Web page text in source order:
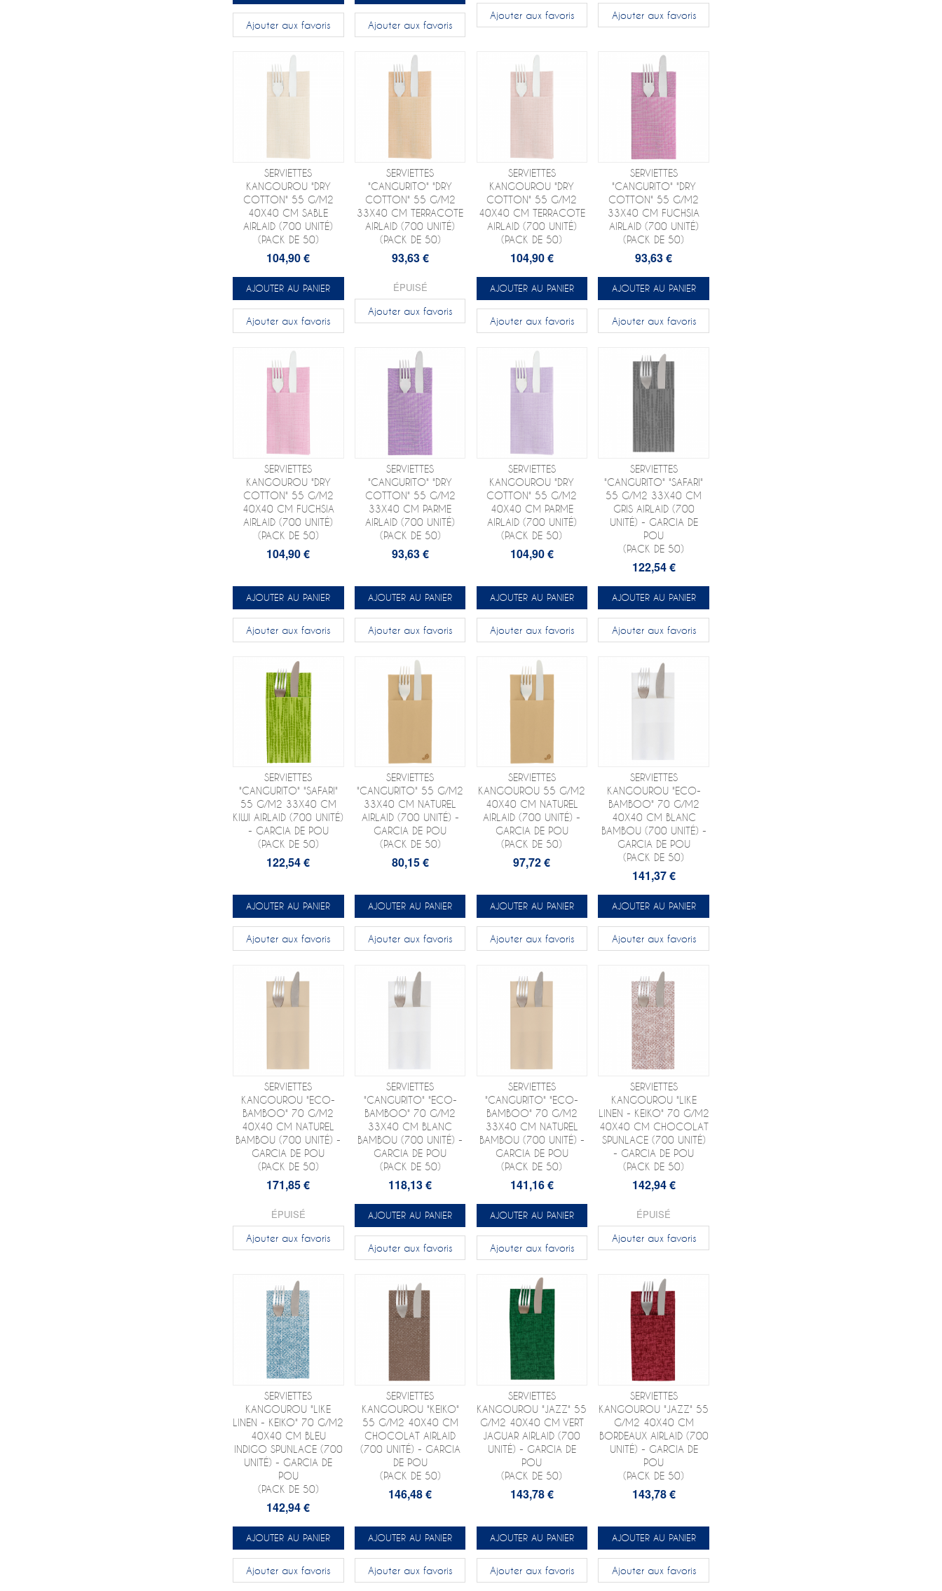
Ajouter aux favoris Ajouter aux favoris
Ajouter aux favoris Ajouter aux favoris
SERVIETTES
KANGOUROU "DRY
COTTON" 55 G/M2
40X40 CM SABLE
AIRLAID (700 UNITÉ)
(PACK DE 50)
104,90 €
AJOUTER AU PANIER
Ajouter aux favoris
SERVIETTES
"CANGURITO" "DRY
COTTON" 55 G/M2
33X40 CM TERRACOTE
AIRLAID (700 UNITÉ)
(PACK DE 50)
93,63 €
ÉPUISÉ
Ajouter aux favoris
SERVIETTES
KANGOUROU "DRY
COTTON" 55 G/M2
40X40 CM TERRACOTE
AIRLAID (700 UNITÉ)
(PACK DE 50)
104,90 €
AJOUTER AU PANIER
Ajouter aux favoris
SERVIETTES
"CANGURITO" "DRY
COTTON" 55 G/M2
33X40 CM FUCHSIA
AIRLAID (700 UNITÉ)
(PACK DE 50)
93,63 €
AJOUTER AU PANIER
Ajouter aux favoris
SERVIETTES
KANGOUROU "DRY
COTTON" 55 G/M2
40X40 CM FUCHSIA
AIRLAID (700 UNITÉ)
(PACK DE 50)
104,90 €
AJOUTER AU PANIER
Ajouter aux favoris
SERVIETTES
"CANGURITO" "DRY
COTTON" 55 G/M2
33X40 CM PARME
AIRLAID (700 UNITÉ)
(PACK DE 50)
93,63 €
AJOUTER AU PANIER
Ajouter aux favoris
SERVIETTES
KANGOUROU "DRY
COTTON" 55 G/M2
40X40 CM PARME
AIRLAID (700 UNITÉ)
(PACK DE 50)
104,90 €
AJOUTER AU PANIER
Ajouter aux favoris
SERVIETTES
"CANGURITO" "SAFARI"
55 G/M2 33X40 CM
GRIS AIRLAID (700
UNITÉ) - GARCIA DE
POU
(PACK DE 50)
122,54 €
AJOUTER AU PANIER
Ajouter aux favoris
SERVIETTES
"CANGURITO" "SAFARI"
55 G/M2 33X40 CM
KIWI AIRLAID (700 UNITÉ)
- GARCIA DE POU
(PACK DE 50)
122,54 €
AJOUTER AU PANIER
Ajouter aux favoris
SERVIETTES
"CANGURITO" 55 G/M2
33X40 CM NATUREL
AIRLAID (700 UNITÉ) -
GARCIA DE POU
(PACK DE 50)
80,15 €
AJOUTER AU PANIER
Ajouter aux favoris
SERVIETTES
KANGOUROU 55 G/M2
40X40 CM NATUREL
AIRLAID (700 UNITÉ) -
GARCIA DE POU
(PACK DE 50)
97,72 €
AJOUTER AU PANIER
Ajouter aux favoris
SERVIETTES
KANGOUROU "ECO-
BAMBOO" 70 G/M2
40X40 CM BLANC
BAMBOU (700 UNITÉ) -
GARCIA DE POU
(PACK DE 50)
141,37 €
AJOUTER AU PANIER
Ajouter aux favoris
SERVIETTES
KANGOUROU "ECO-
BAMBOO" 70 G/M2
40X40 CM NATUREL
BAMBOU (700 UNITÉ) -
GARCIA DE POU
(PACK DE 50)
171,85 €
ÉPUISÉ
Ajouter aux favoris
SERVIETTES
"CANGURITO" "ECO-
BAMBOO" 70 G/M2
33X40 CM BLANC
BAMBOU (700 UNITÉ) -
GARCIA DE POU
(PACK DE 50)
118,13 €
AJOUTER AU PANIER
Ajouter aux favoris
SERVIETTES
"CANGURITO" "ECO-
BAMBOO" 70 G/M2
33X40 CM NATUREL
BAMBOU (700 UNITÉ) -
GARCIA DE POU
(PACK DE 50)
141,16 €
AJOUTER AU PANIER
Ajouter aux favoris
SERVIETTES
KANGOUROU "LIKE
LINEN - KEIKO" 70 G/M2
40X40 CM CHOCOLAT
SPUNLACE (700 UNITÉ)
- GARCIA DE POU
(PACK DE 50)
142,94 €
ÉPUISÉ
Ajouter aux favoris
SERVIETTES
KANGOUROU "LIKE
LINEN - KEIKO" 70 G/M2
40X40 CM BLEU
INDIGO SPUNLACE (700
UNITÉ) - GARCIA DE
POU
(PACK DE 50)
142,94 €
AJOUTER AU PANIER
Ajouter aux favoris
SERVIETTES
KANGOUROU "KEIKO"
55 G/M2 40X40 CM
CHOCOLAT AIRLAID
(700 UNITÉ) - GARCIA
DE POU
(PACK DE 50)
146,48 €
AJOUTER AU PANIER
Ajouter aux favoris
SERVIETTES
KANGOUROU "JAZZ" 55
G/M2 40X40 CM VERT
JAGUAR AIRLAID (700
UNITÉ) - GARCIA DE
POU
(PACK DE 50)
143,78 €
AJOUTER AU PANIER
Ajouter aux favoris
SERVIETTES
KANGOUROU "JAZZ" 55
G/M2 40X40 CM
BORDEAUX AIRLAID (700
UNITÉ) - GARCIA DE
POU
(PACK DE 50)
143,78 €
AJOUTER AU PANIER
Ajouter aux favoris